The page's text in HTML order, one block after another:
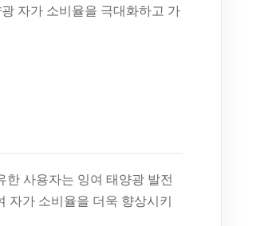
자가 소비율을 극대화하고 가
한 사용자는 잉여 태양광 발전
자가 소비율을 더욱 향상시키